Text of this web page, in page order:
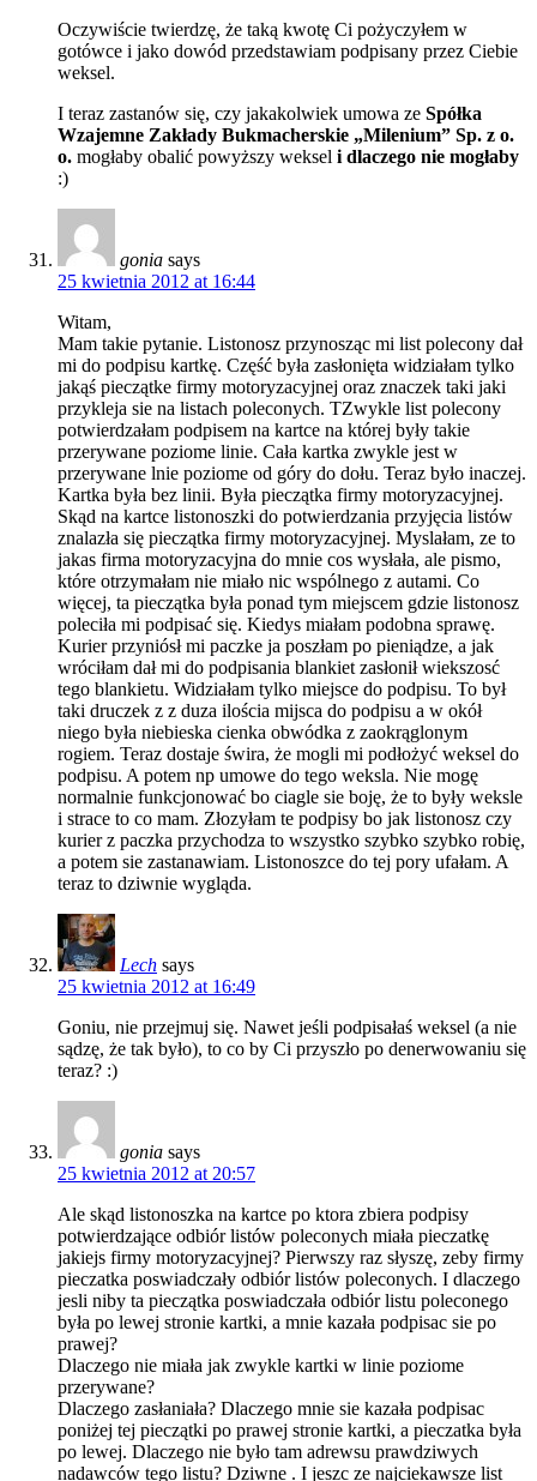
Oczywiście twierdzę, że taką kwotę Ci pożyczyłem w
gotówce i jako dowód przedstawiam podpisany przez Ciebie
weksel.
I teraz zastanów się, czy jakakolwiek umowa ze Spółka
Wzajemne Zakłady Bukmacherskie „Milenium” Sp. z o.
o. mogłaby obalić powyższy weksel i dlaczego nie mogłaby
:)
gonia says
25 kwietnia 2012 at 16:44
Witam,
Mam takie pytanie. Listonosz przynosząc mi list polecony dał
mi do podpisu kartkę. Część była zasłonięta widziałam tylko
jakąś pieczątke firmy motoryzacyjnej oraz znaczek taki jaki
przykleja sie na listach poleconych. TZwykle list polecony
potwierdzałam podpisem na kartce na której były takie
przerywane poziome linie. Cała kartka zwykle jest w
przerywane lnie poziome od góry do dołu. Teraz było inaczej.
Kartka była bez linii. Była pieczątka firmy motoryzacyjnej.
Skąd na kartce listonoszki do potwierdzania przyjęcia listów
znalazła się pieczątka firmy motoryzacyjnej. Myslałam, ze to
jakas firma motoryzacyjna do mnie cos wysłała, ale pismo,
które otrzymałam nie miało nic wspólnego z autami. Co
więcej, ta pieczątka była ponad tym miejscem gdzie listonosz
poleciła mi podpisać się. Kiedys miałam podobna sprawę.
Kurier przyniósł mi paczke ja poszłam po pieniądze, a jak
wróciłam dał mi do podpisania blankiet zasłonił wiekszosć
tego blankietu. Widziałam tylko miejsce do podpisu. To był
taki druczek z z duza ilościa mijsca do podpisu a w okół
niego była niebieska cienka obwódka z zaokrąglonym
rogiem. Teraz dostaje świra, że mogli mi podłożyć weksel do
podpisu. A potem np umowe do tego weksla. Nie mogę
normalnie funkcjonować bo ciagle sie boję, że to były weksle
i strace to co mam. Złozyłam te podpisy bo jak listonosz czy
kurier z paczka przychodza to wszystko szybko szybko robię,
a potem sie zastanawiam. Listonoszce do tej pory ufałam. A
teraz to dziwnie wygląda.
Lech says
25 kwietnia 2012 at 16:49
Goniu, nie przejmuj się. Nawet jeśli podpisałaś weksel (a nie
sądzę, że tak było), to co by Ci przyszło po denerwowaniu się
teraz? :)
gonia says
25 kwietnia 2012 at 20:57
Ale skąd listonoszka na kartce po ktora zbiera podpisy
potwierdzające odbiór listów poleconych miała pieczatkę
jakiejs firmy motoryzacyjnej? Pierwszy raz słyszę, zeby firmy
pieczatka poswiadczały odbiór listów poleconych. I dlaczego
jesli niby ta pieczątka poswiadczała odbiór listu poleconego
była po lewej stronie kartki, a mnie kazała podpisac sie po
prawej?
Dlaczego nie miała jak zwykle kartki w linie poziome
przerywane?
Dlaczego zasłaniała? Dlaczego mnie sie kazała podpisac
poniżej tej pieczątki po prawej stronie kartki, a pieczatka była
po lewej. Dlaczego nie było tam adrewsu prawdziwych
nadawców tego listu? Dziwne . I jeszc ze najciekawsze list